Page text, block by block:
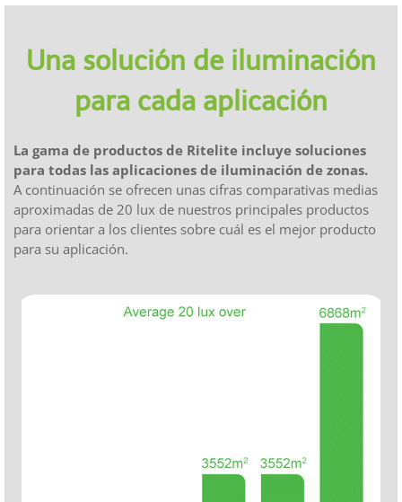
Una solución de iluminación
para cada aplicación
La gama de productos de Ritelite incluye soluciones
para todas las aplicaciones de iluminación de zonas.
A continuación se ofrecen unas cifras comparativas medias
aproximadas de 20 lux de nuestros principales productos
para orientar a los clientes sobre cuál es el mejor producto
para su aplicación.